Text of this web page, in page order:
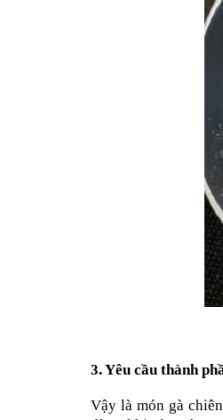
3. Yêu cầu thành
Vậy là món gà